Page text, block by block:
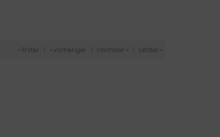
« Erster « vorheriger nächster » Letzter »